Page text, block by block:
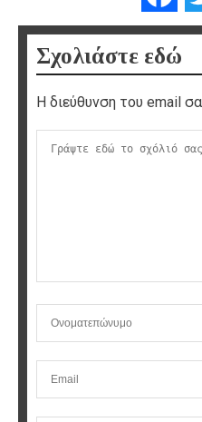
Σχολιάστε εδώ
Η διεύθυνση του email